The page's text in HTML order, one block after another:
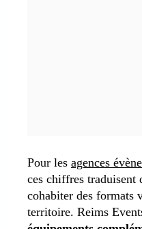
Pour les agences
ces chiffres traduisent
cohabiter des formats
territoire. Reims